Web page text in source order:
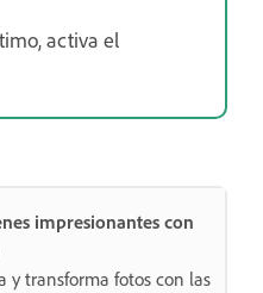
activa el
impresionantes con
y transforma fotos con las